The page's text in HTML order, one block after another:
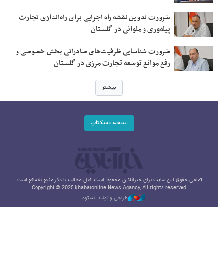
ضرورت تدوین نقشه راه اجرایی برای راه‌اندازی تجارت
پیله‌وری و ملوانی در گلستان
ضرورت شناسایی ظرفیت‌های صادراتی بخش خصوصی و
رفع موانع توسعه تجارت مرزی در گلستان
بیشتر
نسخه دسکتاپ
تمامی حقوق این سایت برای خبرآنلاین محفوظ است. نقل مطالب با ذکر منبع بلامانع است.
Copyright © 2025 khabaronline News Agancy, All rights reserved
طراحی و تولید: نستوه